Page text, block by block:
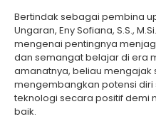
Bertindak sebagai pembina
Ungaran, Eny Sofiana, S.S.,
mengenai pentingnya
dan semangat belajar di era
amanatnya, beliau mengajak
mengembangkan potensi
teknologi secara positif demi
baik.